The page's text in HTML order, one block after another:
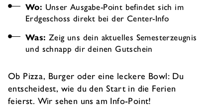
Wo: Unser Ausgabe-Point befindet sich im
Erdgeschoss direkt bei der Center-Info
Was: Zeig uns dein aktuelles Semesterzeugnis
und schnapp dir deinen Gutschein
Ob Pizza, Burger oder eine leckere Bowl: Du
entscheidest, wie du den Start in die Ferien
feierst. Wir sehen uns am Info-Point!